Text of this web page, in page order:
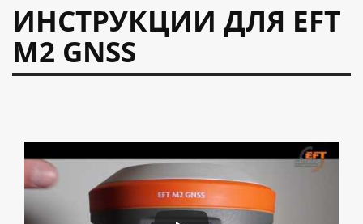
ИНСТРУКЦИИ ДЛЯ EFT
M2 GNSS